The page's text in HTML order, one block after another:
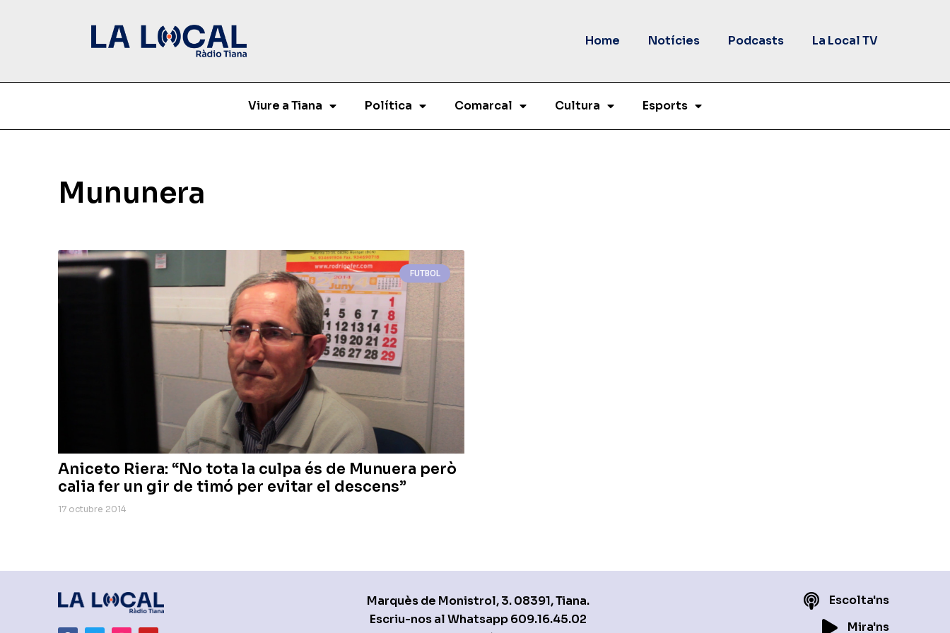
Home Notícies Podcasts La Local TV
Viure a Tiana Política Comarcal Cultura Esports
Mununera
FUTBOL
Aniceto Riera: “No tota la culpa és de Munuera però
calia fer un gir de timó per evitar el descens”
17 octubre 2014
Marquès de Monistrol, 3. 08391, Tiana.
Escriu-nos al Whatsapp609.16.45.02
Escolta'ns
Mira'ns